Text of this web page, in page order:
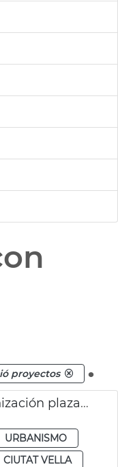
proyectos .
JGL adjudicación reurbanización plaza Ajuntament
URBANISMO
CIUTAT VELLA